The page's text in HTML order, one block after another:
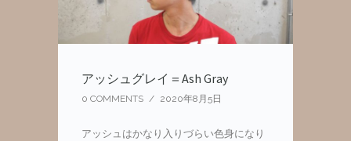
アッシュグレイ＝Ash Gray
0 COMMENTS / 2020年8月5日
アッシュはかなり入りづらい色身になり